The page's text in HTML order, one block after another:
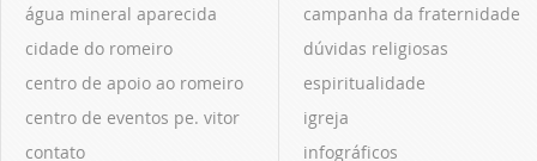
água mineral aparecida
cidade do romeiro
centro de apoio ao romeiro
centro de eventos pe. vitor
contato
campanha da fraternidade
dúvidas religiosas
espiritualidade
igreja
infográficos